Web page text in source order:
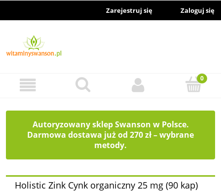
Zarejestruj się Zaloguj się
Autoryzowany sklep Swanson w Polsce.
Darmowa dostawa już od 270 zł – wybrane
metody.
Holistic Zink Cynk organiczny 25 mg (90 kap)